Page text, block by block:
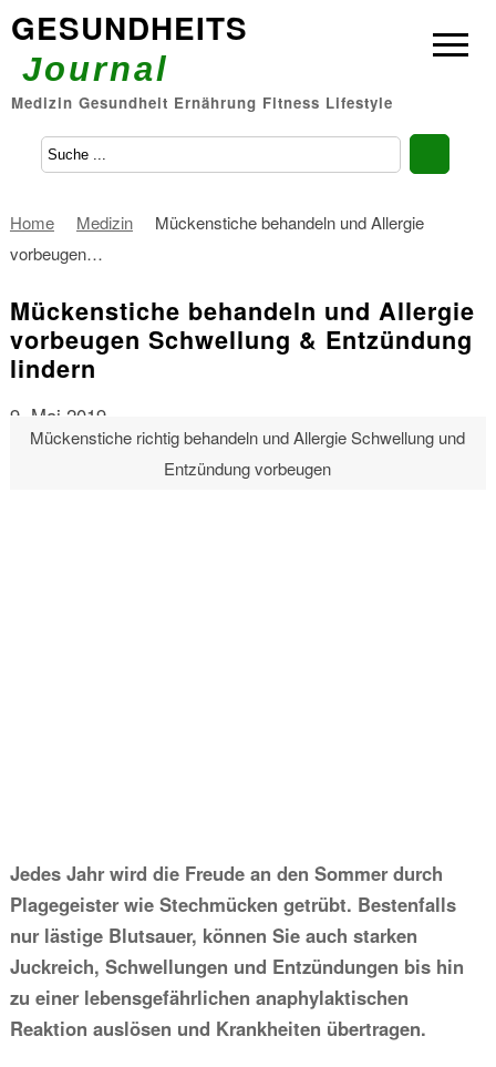
GESUNDHEITS
Journal
Medizin Gesundheit Ernährung Fitness Lifestyle
Home Medizin
Mückenstiche behandeln und Allergie
vorbeugen…
Mückenstiche behandeln und Allergie
vorbeugen Schwellung & Entzündung
lindern
9. Mai 2019
Mückenstiche richtig behandeln und Allergie Schwellung und
Entzündung vorbeugen
Jedes Jahr wird die Freude an den Sommer durch
Plagegeister wie Stechmücken getrübt. Bestenfalls
nur lästige Blutsauer, können Sie auch starken
Juckreich, Schwellungen und Entzündungen bis hin
zu einer lebensgefährlichen anaphylaktischen
Reaktion auslösen und Krankheiten übertragen.